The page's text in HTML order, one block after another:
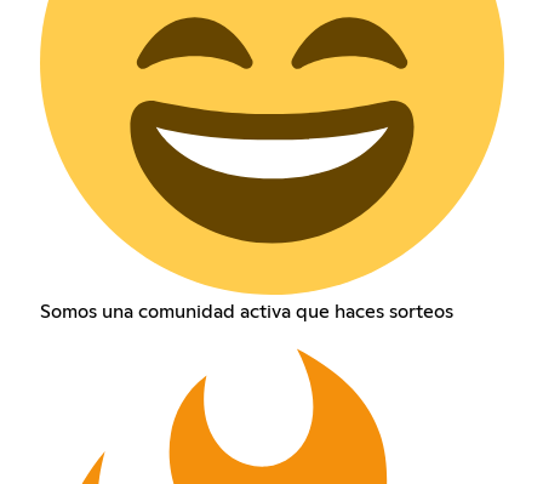
Somos una comunidad activa que haces sorteos